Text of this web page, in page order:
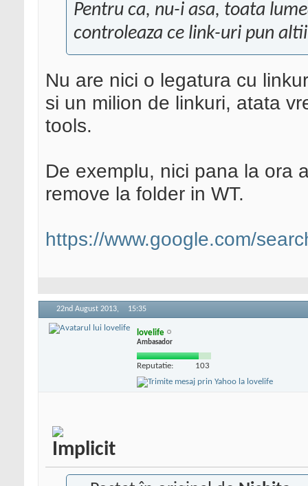
Pentru ca, nu-i asa, toata
controleaza ce link-uri pun
Nu are nici o legatura cu
si un milion de linkuri, atata
tools.
De exemplu, nici pana la ora
remove la folder in WT.
https://www.google.com/
22nd August 2013, 15:35
lovelife
Ambasador
Reputatie: 103